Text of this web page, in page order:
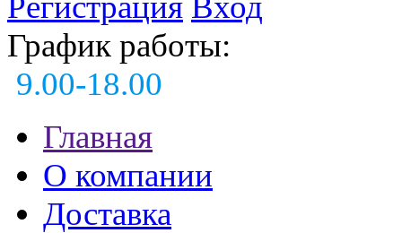
График работы:
9.00-18.00
Главная
О компании
Доставка